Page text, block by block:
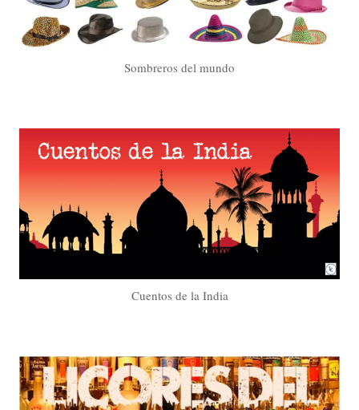
Sombreros del mundo
Cuentos de la India